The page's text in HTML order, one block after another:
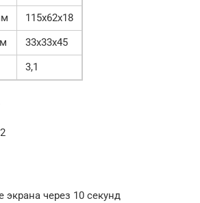
115х62х18
33х33х45
3,1
экрана через 10 секунд